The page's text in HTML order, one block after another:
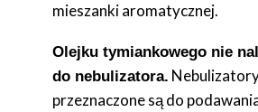
mieszanki aromatycznej.
Olejku tymiankowego nie
do nebulizatora.
przeznaczone są do